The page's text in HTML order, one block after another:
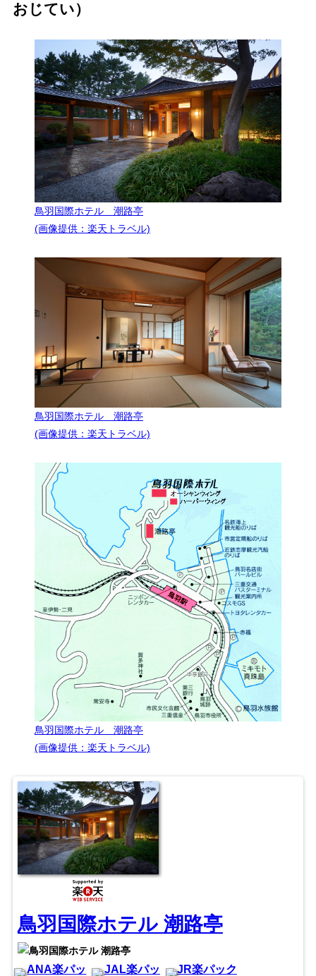
おじてい）
鳥羽国際ホテル 潮路亭
(画像提供：楽天トラベル)
鳥羽国際ホテル 潮路亭
(画像提供：楽天トラベル)
鳥羽国際ホテル 潮路亭
(画像提供：楽天トラベル)
鳥羽国際ホテル 潮路亭
ANA楽パッ
JAL楽パッ
JR楽パック